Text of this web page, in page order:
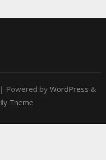
| Powered by WordPress &
Theme